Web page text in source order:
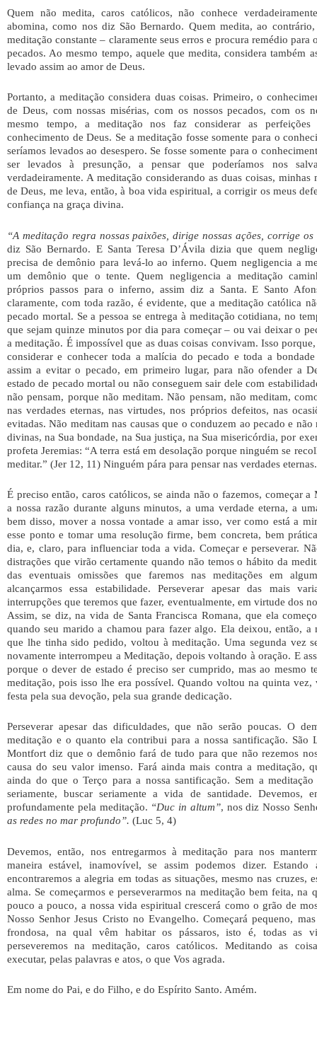
Quem não medita, caros católicos, não conhece
abomina, como nos diz São Bernardo. Quem medita, ao
meditação constante – claramente seus erros e procura remédio para
pecados. Ao mesmo tempo, aquele que medita, considera também
levado assim ao amor de Deus.
Portanto, a meditação considera duas coisas. Primeiro, o
de Deus, com nossas misérias, com os nossos pecados, com os
mesmo tempo, a meditação nos faz considerar as
conhecimento de Deus. Se a meditação fosse somente para o
seríamos levados ao desespero. Se fosse somente para o
ser levados à presunção, a pensar que poderíamos nos
verdadeiramente. A meditação considerando as duas coisas, minhas
de Deus, me leva, então, à boa vida espiritual, a corrigir os meus
confiança na graça divina.
“A meditação regra nossas paixões, dirige nossas ações, corrige os
diz São Bernardo. E Santa Teresa D’Ávila dizia que quem
precisa de demônio para levá-lo ao inferno. Quem negligencia a
um demônio que o tente. Quem negligencia a meditação
próprios passos para o inferno, assim diz a Santa. E Santo
claramente, com toda razão, é evidente, que a meditação católica
pecado mortal. Se a pessoa se entrega à meditação cotidiana, no
que sejam quinze minutos por dia para começar – ou vai deixar o
a meditação. É impossível que as duas coisas convivam. Isso
considerar e conhecer toda a malícia do pecado e toda a
assim a evitar o pecado, em primeiro lugar, para não ofender a
estado de pecado mortal ou não conseguem sair dele com
não pensam, porque não meditam. Não pensam, não meditam,
nas verdades eternas, nas virtudes, nos próprios defeitos, nas
evitadas. Não meditam nas causas que o conduzem ao pecado e
divinas, na Sua bondade, na Sua justiça, na Sua misericórdia, por
profeta Jeremias: “A terra está em desolação porque ninguém se
meditar.” (Jer 12, 11) Ninguém pára para pensar nas verdades eternas.
É preciso então, caros católicos, se ainda não o fazemos, começar
a nossa razão durante alguns minutos, a uma verdade eterna, a
bem disso, mover a nossa vontade a amar isso, ver como está a
esse ponto e tomar uma resolução firme, bem concreta, bem
dia, e, claro, para influenciar toda a vida. Começar e perseverar.
distrações que virão certamente quando não temos o hábito da
das eventuais omissões que faremos nas meditações em
alcançarmos essa estabilidade. Perseverar apesar das mais
interrupções que teremos que fazer, eventualmente, em virtude dos
Assim, se diz, na vida de Santa Francisca Romana, que ela
quando seu marido a chamou para fazer algo. Ela deixou, então, a
que lhe tinha sido pedido, voltou à meditação. Uma segunda vez
novamente interrompeu a Meditação, depois voltando à oração. E
porque o dever de estado é preciso ser cumprido, mas ao mesmo
meditação, pois isso lhe era possível. Quando voltou na quinta vez,
festa pela sua devoção, pela sua grande dedicação.
Perseverar apesar das dificuldades, que não serão poucas. O
meditação e o quanto ela contribui para a nossa santificação. São
Montfort diz que o demônio fará de tudo para que não rezemos
causa do seu valor imenso. Fará ainda mais contra a meditação,
ainda do que o Terço para a nossa santificação. Sem a
seriamente, buscar seriamente a vida de santidade. Devemos,
profundamente pela meditação. “Duc in altum”, nos diz Nosso
as redes no mar profundo”. (Luc 5, 4)
Devemos, então, nos entregarmos à meditação para nos
maneira estável, inamovível, se assim podemos dizer. Estando
encontraremos a alegria em todas as situações, mesmo nas cruzes,
alma. Se começarmos e perseverarmos na meditação bem feita, na
pouco a pouco, a nossa vida espiritual crescerá como o grão de
Nosso Senhor Jesus Cristo no Evangelho. Começará pequeno,
frondosa, na qual vêm habitar os pássaros, isto é, todas as
perseveremos na meditação, caros católicos. Meditando as
executar, pelas palavras e atos, o que Vos agrada.
Em nome do Pai, e do Filho, e do Espírito Santo. Amém.